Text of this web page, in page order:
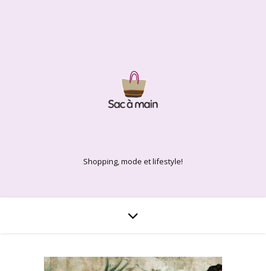
Shopping, mode et lifestyle!